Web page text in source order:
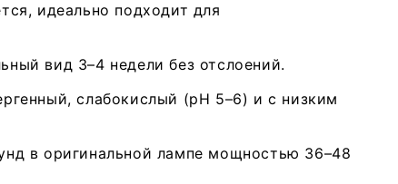
идеально подходит для
вид 3–4 недели без отслоений.
слабокислый (pH 5–6) и с низким
в оригинальной лампе мощностью 36–48